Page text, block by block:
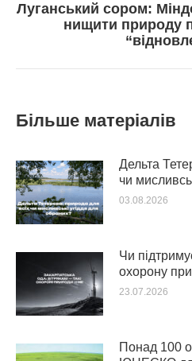
Луганський сором:
нищити природу
Більше матеріалів
Дельта
чи
03.08.2026
Чи
охорону
23.07.2026
Понад 100